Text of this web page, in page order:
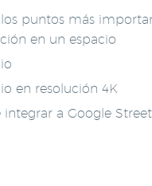
puntos más
en un espacio
en resolución 4K
a Google